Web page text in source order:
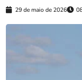
29 de maio de 2026